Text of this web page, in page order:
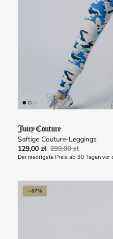
Saftige Couture-Leggings
129,00 zł 299,00 zł
Der niedrigste Preis ab 30 Tagen vor
--67%